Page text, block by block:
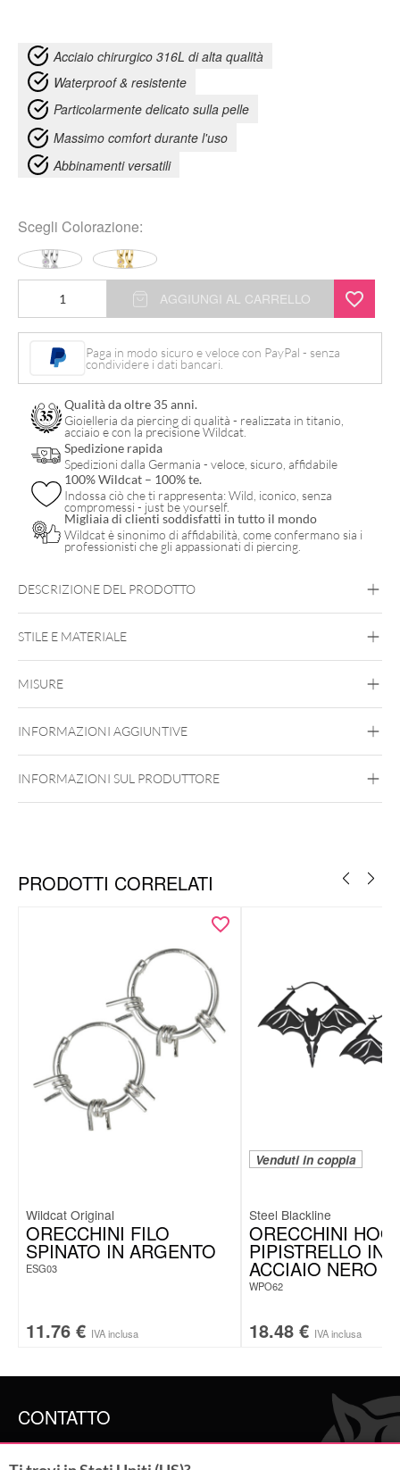
Acciaio chirurgico 316L di alta qualità
Waterproof & resistente
Particolarmente delicato sulla pelle
Massimo comfort durante l'uso
Abbinamenti versatili
Scegli Colorazione:
Hoops
quantità
AGGIUNGI AL CARRELLO
Paga in modo sicuro e veloce con PayPal - senza
condividere i dati bancari.
Qualità da oltre 35 anni.
Gioielleria da piercing di qualità - realizzata in titanio,
acciaio e con la precisione Wildcat.
Spedizione rapida
Spedizioni dalla Germania - veloce, sicuro, affidabile
100% Wildcat – 100% te.
Indossa ciò che ti rappresenta: Wild, iconico, senza
compromessi - just be yourself.
Migliaia di clienti soddisfatti in tutto il mondo
Wildcat è sinonimo di affidabilità, come confermano sia i
professionisti che gli appassionati di piercing.
DESCRIZIONE DEL PRODOTTO
STILE E MATERIALE
Acciaio Chirurgico 316L
Argento
MISURE
INFORMAZIONI AGGIUNTIVE
INFORMAZIONI SUL PRODUTTORE
PRODOTTI CORRELATI
Wildcat Original
ORECCHINI FILO
SPINATO IN ARGENTO
ESG03
11.76 € IVA inclusa
Venduti in coppia
Steel Blackline
ORECCHINI
PIPISTRELLO IN
ACCIAIO NERO
WPO62
18.48 € IVA inclusa
CONTATTO